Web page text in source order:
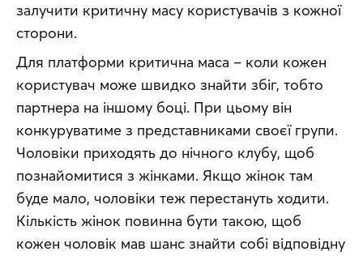
залучити критичну масу користувачів з кожної
сторони.
Для платформи критична маса – коли кожен
користувач може швидко знайти збіг, тобто
партнера на іншому боці. При цьому він
конкуруватиме з представниками своєї групи.
Чоловіки приходять до нічного клубу, щоб
познайомитися з жінками. Якщо жінок там
буде мало, чоловіки теж перестануть ходити.
Кількість жінок повинна бути такою, щоб
кожен чоловік мав шанс знайти собі відповідну